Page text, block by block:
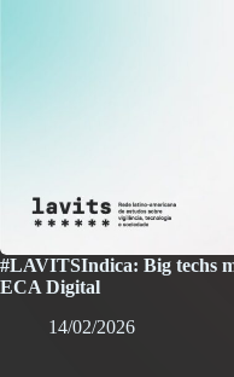
#LAVITSIndica: Big techs
ECA Digital
14/02/2026